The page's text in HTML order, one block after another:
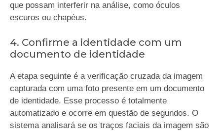
que possam interferir na análise, como óculos
escuros ou chapéus.
4. Confirme a identidade com um
documento de identidade
A etapa seguinte é a verificação cruzada da imagem
capturada com uma foto presente em um documento
de identidade. Esse processo é totalmente
automatizado e ocorre em questão de segundos. O
sistema analisará se os traços faciais da imagem são